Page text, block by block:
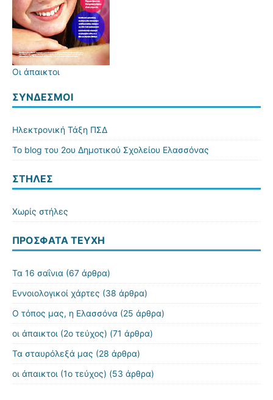
Οι άπαικτοι
ΣΎΝΔΕΣΜΟΙ
Ηλεκτρονική Τάξη ΠΣΔ
Το blog του 2ου Δημοτικού Σχολείου Ελασσόνας
ΣΤΗΛΕΣ
Χωρίς στήλες
ΠΡΌΣΦΑΤΑ ΤΕΎΧΗ
Τα 16 σαΐνια (67 άρθρα)
Εννοιολογικοί χάρτες (38 άρθρα)
Ο τόπος μας, η Ελασσόνα (25 άρθρα)
οι άπαικτοι (2ο τεύχος) (71 άρθρα)
Τα σταυρόλεξά μας (28 άρθρα)
οι άπαικτοι (1ο τεύχος) (53 άρθρα)